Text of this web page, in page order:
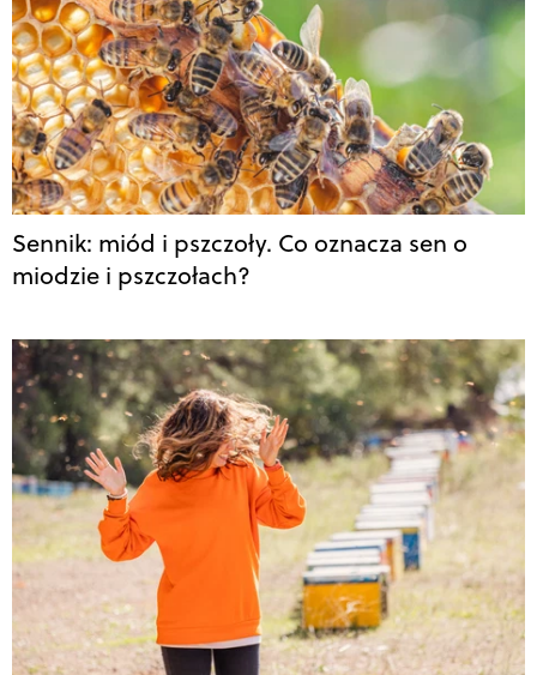
Sennik: miód i pszczoły. Co oznacza sen o
miodzie i pszczołach?